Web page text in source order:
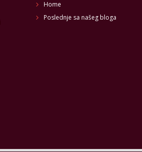
Home
Poslednje sa našeg bloga